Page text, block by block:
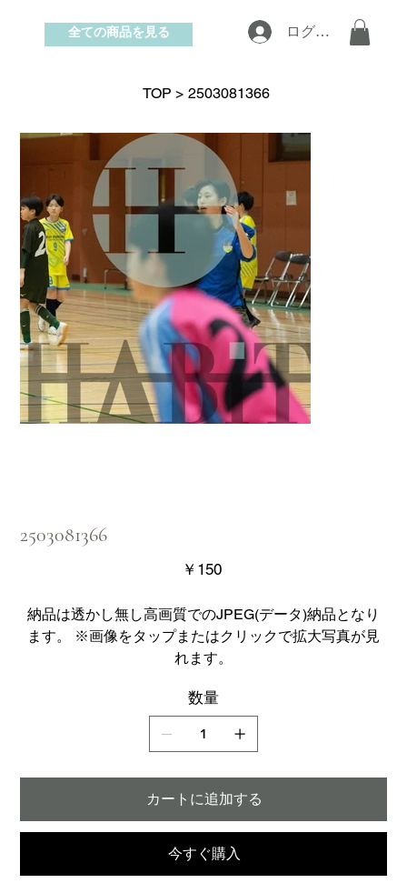
お問い合わせ
ログイン
全ての商品を見る
TOP > 2503081366
2503081366
価
格
￥150
納品は透かし無し高画質でのJPEG(データ)納品となり
ます。 ※画像をタップまたはクリックで拡大写真が見
れます。
数量
カートに追加する
今すぐ購入